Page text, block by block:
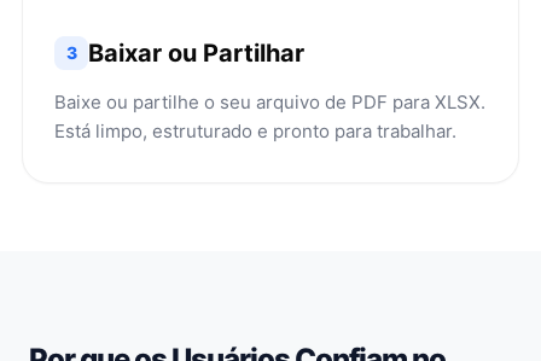
3 Baixar ou Partilhar
Baixe ou partilhe o seu arquivo de PDF para XLSX.
Está limpo, estruturado e pronto para trabalhar.